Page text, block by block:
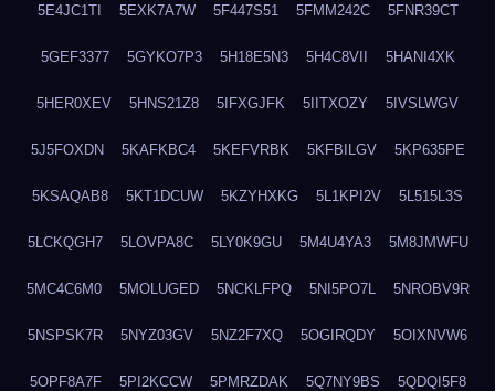
5E4JC1TI 5EXK7A7W 5F447S51 5FMM242C 5FNR39CT
5GEF3377 5GYKO7P3 5H18E5N3 5H4C8VII 5HANI4XK
5HER0XEV 5HNS21Z8 5IFXGJFK 5IITXOZY 5IVSLWGV
5J5FOXDN 5KAFKBC4 5KEFVRBK 5KFBILGV 5KP635PE
5KSAQAB8 5KT1DCUW 5KZYHXKG 5L1KPI2V 5L515L3S
5LCKQGH7 5LOVPA8C 5LY0K9GU 5M4U4YA3 5M8JMWFU
5MC4C6M0 5MOLUGED 5NCKLFPQ 5NI5PO7L 5NROBV9R
5NSPSK7R 5NYZ03GV 5NZ2F7XQ 5OGIRQDY 5OIXNVW6
5OPF8A7F 5PI2KCCW 5PMRZDAK 5Q7NY9BS 5QDQI5F8